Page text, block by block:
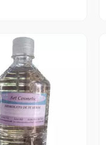
Vista Previa